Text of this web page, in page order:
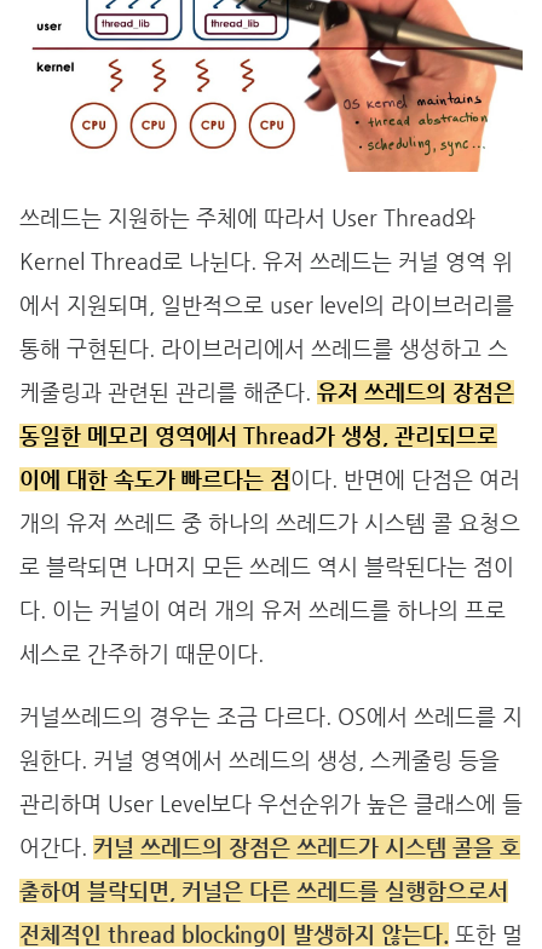
쓰레드는 지원하는 주체에 따라서 User Thread와
Kernel Thread로 나뉜다. 유저 쓰레드는 커널 영역 위
에서 지원되며, 일반적으로 user level의 라이브러리를
통해 구현된다. 라이브러리에서 쓰레드를 생성하고 스
케줄링과 관련된 관리를 해준다. 유저 쓰레드의 장점은
동일한 메모리 영역에서 Thread가 생성, 관리되므로
이에 대한 속도가 빠르다는 점이다. 반면에 단점은 여러
개의 유저 쓰레드 중 하나의 쓰레드가 시스템 콜 요청으
로 블락되면 나머지 모든 쓰레드 역시 블락된다는 점이
다. 이는 커널이 여러 개의 유저 쓰레드를 하나의 프로
세스로 간주하기 때문이다.
커널쓰레드의 경우는 조금 다르다. OS에서 쓰레드를 지
원한다. 커널 영역에서 쓰레드의 생성, 스케줄링 등을
관리하며 User Level보다 우선순위가 높은 클래스에 들
어간다. 커널 쓰레드의 장점은 쓰레드가 시스템 콜을 호
출하여 블락되면, 커널은 다른 쓰레드를 실행함으로서
전체적인 thread blocking이 발생하지 않는다. 또한 멀